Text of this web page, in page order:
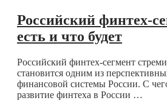
Российский финтех-
есть и что будет
Российский финтех-сегмент
становится одним из
финансовой системы России. С
развитие финтеха в России …